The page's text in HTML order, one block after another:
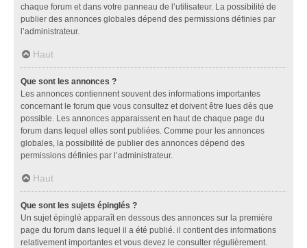
chaque forum et dans votre panneau de l’utilisateur. La possibilité de
publier des annonces globales dépend des permissions définies par
l’administrateur.
Haut
Que sont les annonces ?
Les annonces contiennent souvent des informations importantes
concernant le forum que vous consultez et doivent être lues dès que
possible. Les annonces apparaissent en haut de chaque page du
forum dans lequel elles sont publiées. Comme pour les annonces
globales, la possibilité de publier des annonces dépend des
permissions définies par l’administrateur.
Haut
Que sont les sujets épinglés ?
Un sujet épinglé apparaît en dessous des annonces sur la première
page du forum dans lequel il a été publié. il contient des informations
relativement importantes et vous devez le consulter régulièrement.